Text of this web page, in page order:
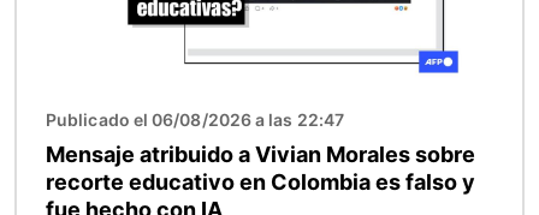
Publicado el 06/08/2026 a las 22:47
Mensaje atribuido a Vivian Morales sobre
recorte educativo en Colombia es falso y